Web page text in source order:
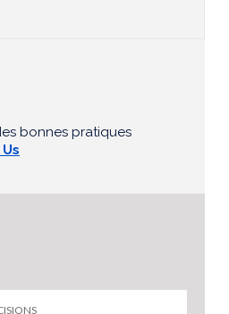
bonnes pratiques